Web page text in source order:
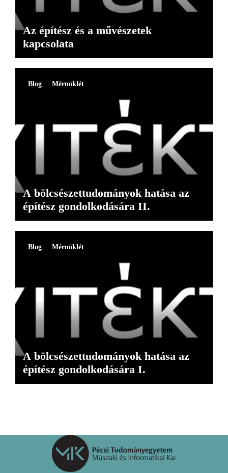
Az építész és a művészetek
kapcsolata
Blog Mérnöklét
A bölcsészettudományok hatása az
építész gondolkodására II.
Blog Mérnöklét
A bölcsészettudományok hatása az
építész gondolkodására I.